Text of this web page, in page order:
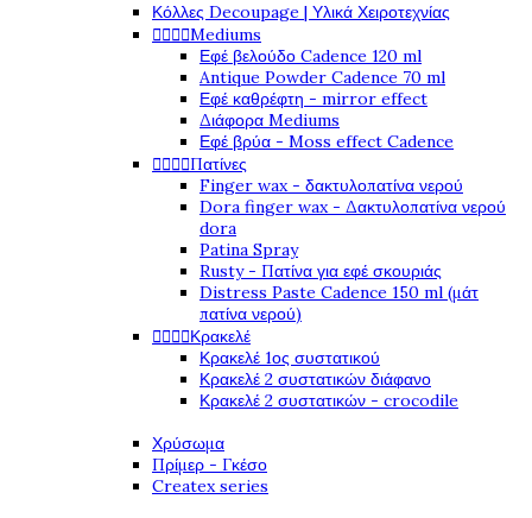
Κόλλες Decoupage | Υλικά Χειροτεχνίας
Mediums
Εφέ βελούδο Cadence 120 ml
Antique Powder Cadence 70 ml
Εφέ καθρέφτη - mirror effect
Διάφορα Mediums
Εφέ βρύα - Moss effect Cadence
Πατίνες
Finger wax - δακτυλοπατίνα νερού
Dora finger wax - Δακτυλοπατίνα νερού
dora
Patina Spray
Rusty - Πατίνα για εφέ σκουριάς
Distress Paste Cadence 150 ml (μάτ
πατίνα νερού)
Κρακελέ
Κρακελέ 1ος συστατικού
Κρακελέ 2 συστατικών διάφανο
Κρακελέ 2 συστατικών - crocodile
Χρύσωμα
Πρίμερ - Γκέσο
Createx series